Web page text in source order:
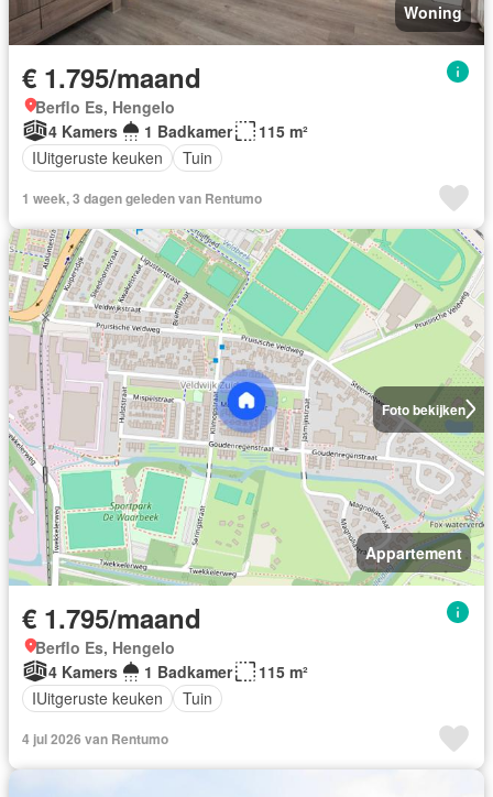
Woning
€ 1.795/maand
Berflo Es, Hengelo
4 Kamers
1 Badkamer
115 m²
IUitgeruste keuken
Tuin
1 week, 3 dagen geleden van Rentumo
Foto bekijken
Appartement
€ 1.795/maand
Berflo Es, Hengelo
4 Kamers
1 Badkamer
115 m²
IUitgeruste keuken
Tuin
4 jul 2026 van Rentumo